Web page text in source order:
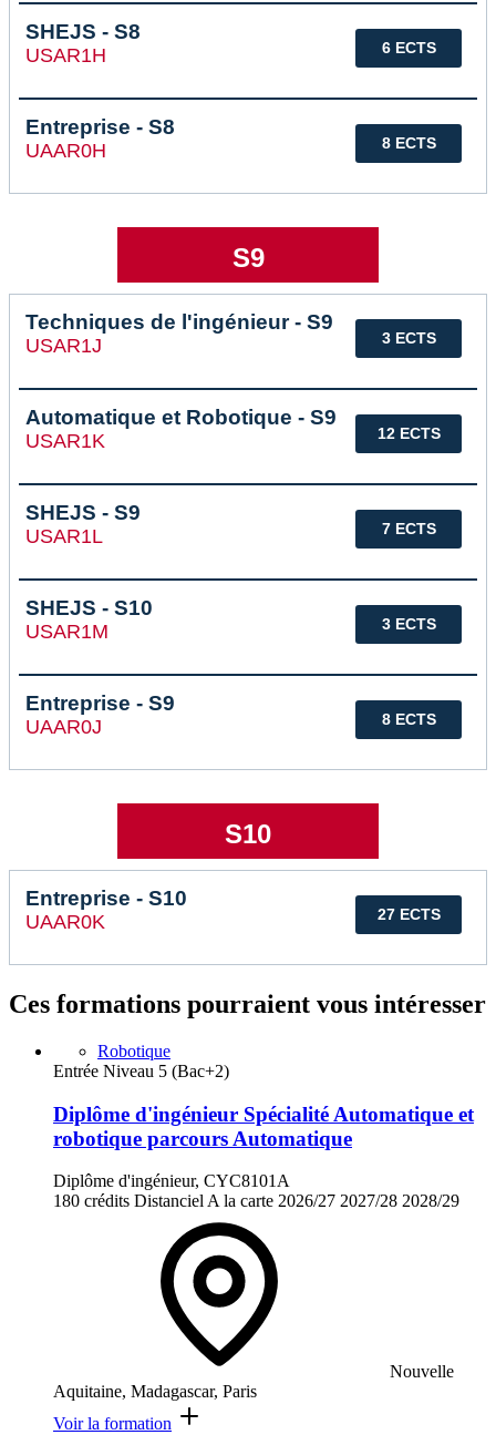
6 ECTS
SHEJS - S8
USAR1H
8 ECTS
Entreprise - S8
UAAR0H
S9
3 ECTS
Techniques de l'ingénieur - S9
USAR1J
12 ECTS
Automatique et Robotique - S9
USAR1K
7 ECTS
SHEJS - S9
USAR1L
3 ECTS
SHEJS - S10
USAR1M
8 ECTS
Entreprise - S9
UAAR0J
S10
27 ECTS
Entreprise - S10
UAAR0K
Ces formations pourraient vous intéresser
Robotique
Entrée Niveau 5 (Bac+2)
Diplôme d'ingénieur Spécialité Automatique et
robotique parcours Automatique
Diplôme d'ingénieur, CYC8101A
180 crédits Distanciel A la carte 2026/27 2027/28 2028/29
Nouvelle
Aquitaine, Madagascar, Paris
Voir la formation